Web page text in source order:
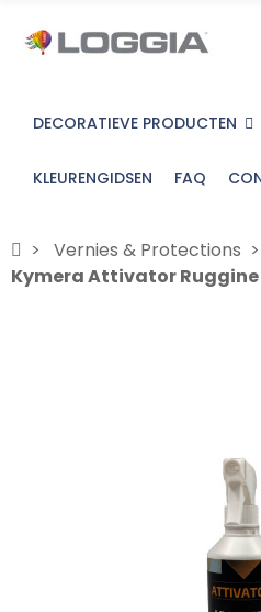
DECORATIEVE PRODUCTEN
KLEURENGIDSEN FAQ
Vernies & Protections
Kymera Attivator